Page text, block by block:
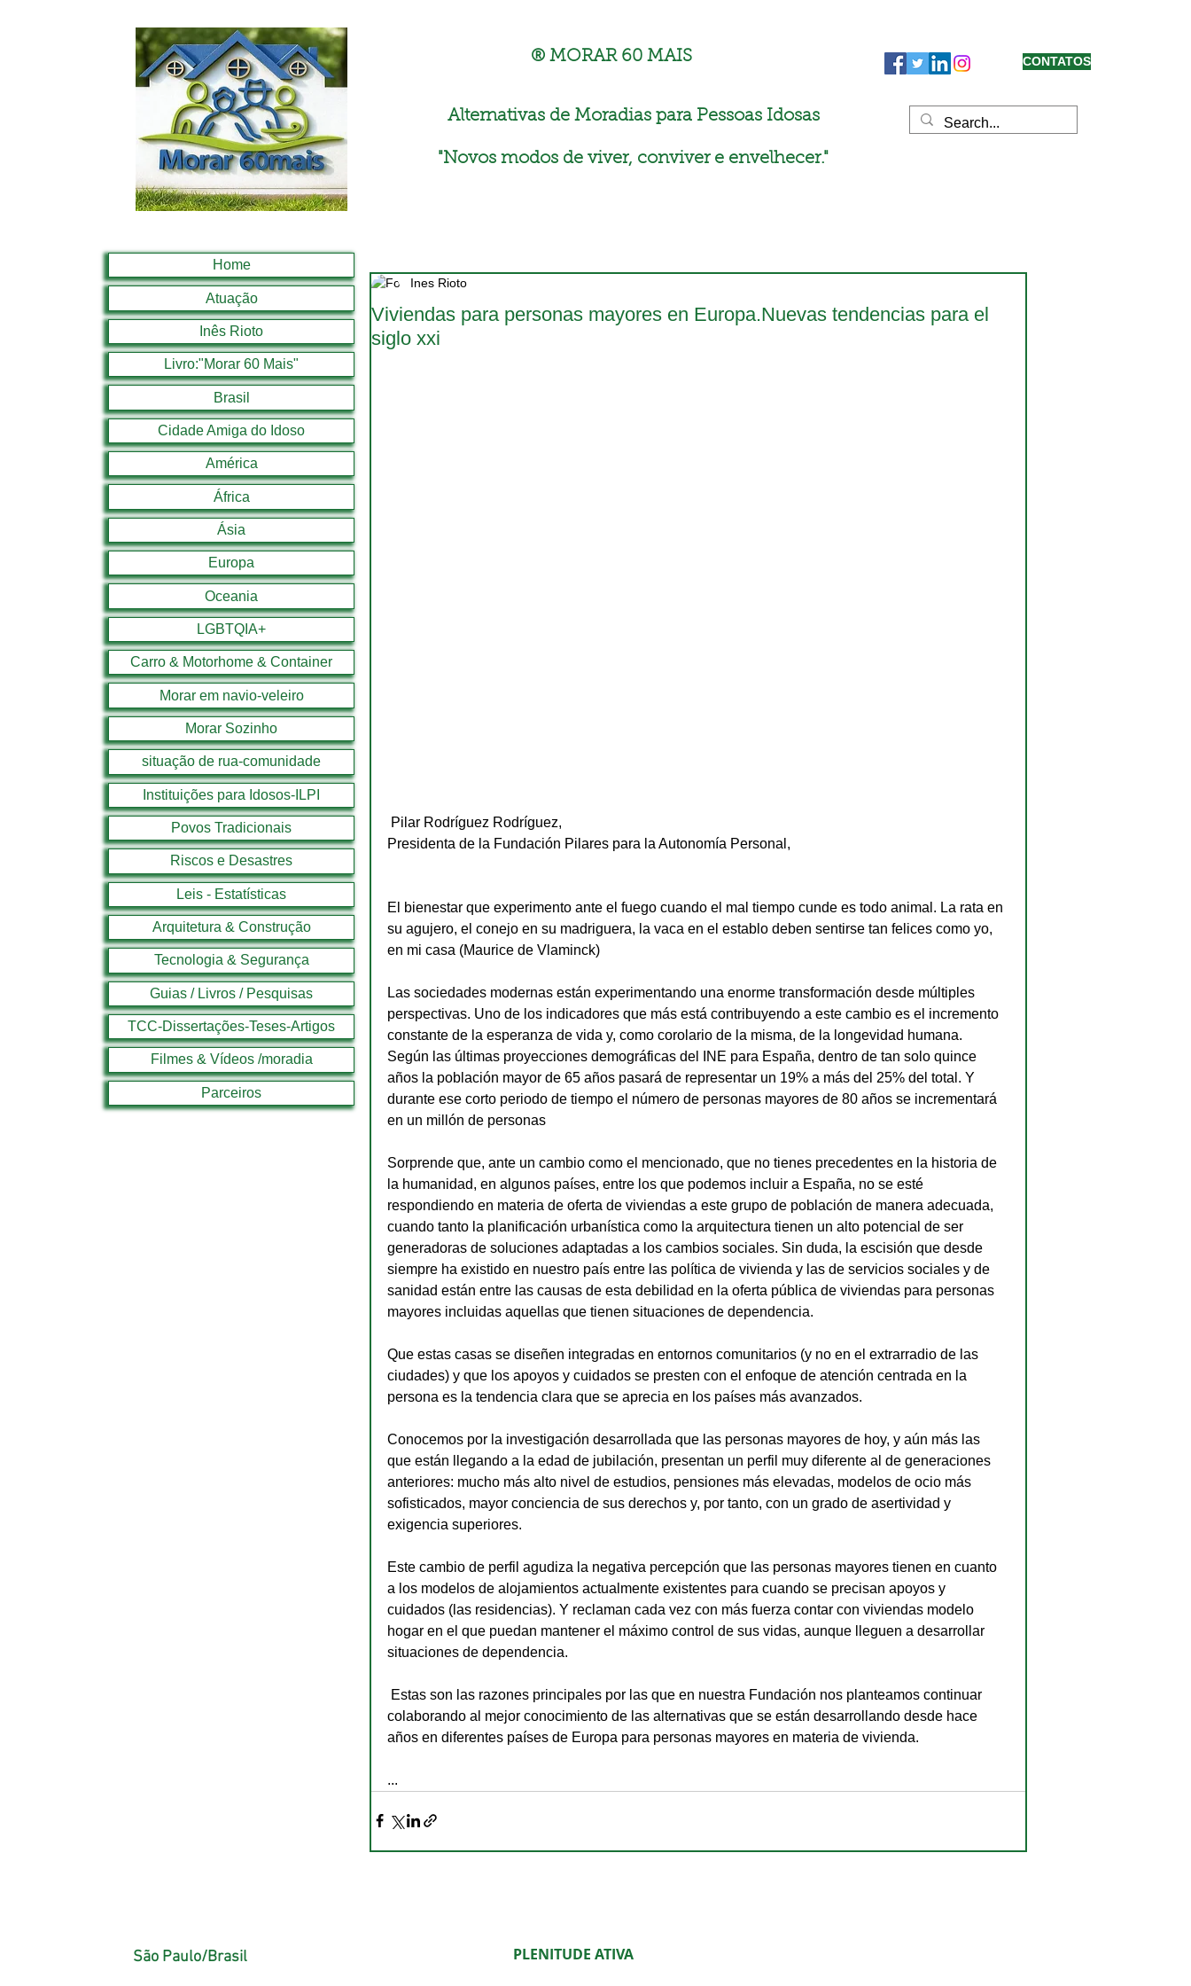
® MORAR 60 MAIS
Alternativas de Moradias para Pessoas Idosas
"Novos modos de viver, conviver e envelhecer."
CONTATOS
Viviendas para personas mayores en Europa.Nuevas tendencias para el
siglo xxi
Ines Rioto
Pilar Rodríguez Rodríguez,
Presidenta de la Fundación Pilares para la Autonomía Personal,
El bienestar que experimento ante el fuego cuando el mal tiempo cunde es todo animal. La rata en
su agujero, el conejo en su madriguera, la vaca en el establo deben sentirse tan felices como yo,
en mi casa (Maurice de Vlaminck)
Las sociedades modernas están experimentando una enorme transformación desde múltiples
perspectivas. Uno de los indicadores que más está contribuyendo a este cambio es el incremento
constante de la esperanza de vida y, como corolario de la misma, de la longevidad humana.
Según las últimas proyecciones demográficas del INE para España, dentro de tan solo quince
años la población mayor de 65 años pasará de representar un 19% a más del 25% del total. Y
durante ese corto periodo de tiempo el número de personas mayores de 80 años se incrementará
en un millón de personas
Sorprende que, ante un cambio como el mencionado, que no tienes precedentes en la historia de
la humanidad, en algunos países, entre los que podemos incluir a España, no se esté
respondiendo en materia de oferta de viviendas a este grupo de población de manera adecuada,
cuando tanto la planificación urbanística como la arquitectura tienen un alto potencial de ser
generadoras de soluciones adaptadas a los cambios sociales. Sin duda, la escisión que desde
siempre ha existido en nuestro país entre las política de vivienda y las de servicios sociales y de
sanidad están entre las causas de esta debilidad en la oferta pública de viviendas para personas
mayores incluidas aquellas que tienen situaciones de dependencia.
Que estas casas se diseñen integradas en entornos comunitarios (y no en el extrarradio de las
ciudades) y que los apoyos y cuidados se presten con el enfoque de atención centrada en la
persona es la tendencia clara que se aprecia en los países más avanzados.
Conocemos por la investigación desarrollada que las personas mayores de hoy, y aún más las
que están llegando a la edad de jubilación, presentan un perfil muy diferente al de generaciones
anteriores: mucho más alto nivel de estudios, pensiones más elevadas, modelos de ocio más
sofisticados, mayor conciencia de sus derechos y, por tanto, con un grado de asertividad y
exigencia superiores.
Este cambio de perfil agudiza la negativa percepción que las personas mayores tienen en cuanto
a los modelos de alojamientos actualmente existentes para cuando se precisan apoyos y
cuidados (las residencias). Y reclaman cada vez con más fuerza contar con viviendas modelo
hogar en el que puedan mantener el máximo control de sus vidas, aunque lleguen a desarrollar
situaciones de dependencia.
colaborando al mejor conocimiento de las alternativas que se están desarrollando desde hace
años en diferentes países de Europa para personas mayores en materia de vivienda.
...
Home
Atuação
Inês Rioto
Livro:"Morar 60 Mais"
Brasil
Cidade Amiga do Idoso
América
África
Ásia
Europa
Oceania
LGBTQIA+
Carro & Motorhome & Container
Morar em navio-veleiro
Morar Sozinho
situação de rua-comunidade
Instituições para Idosos-ILPI
Povos Tradicionais
Riscos e Desastres
Leis - Estatísticas
Arquitetura & Construção
Tecnologia & Segurança
Guias / Livros / Pesquisas
TCC-Dissertações-Teses-Artigos
Filmes & Vídeos /moradia
Parceiros
São Paulo/Brasil PLENITUDE ATIVA